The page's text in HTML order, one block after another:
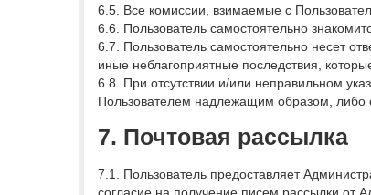
6.5. Все комиссии, взимаемые с
6.6. Пользователь самостоятельно
6.7. Пользователь самостоятельно несет
иные неблагоприятные последствия,
6.8. При отсутствии и/или неправильном
Пользователем надлежащим образом, либо
7. Почтовая рассылка
7.1. Пользователь предоставляет